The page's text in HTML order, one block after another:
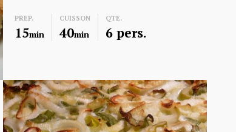
PREP.
15min
CUISSON
40min
QTE.
6 pers.